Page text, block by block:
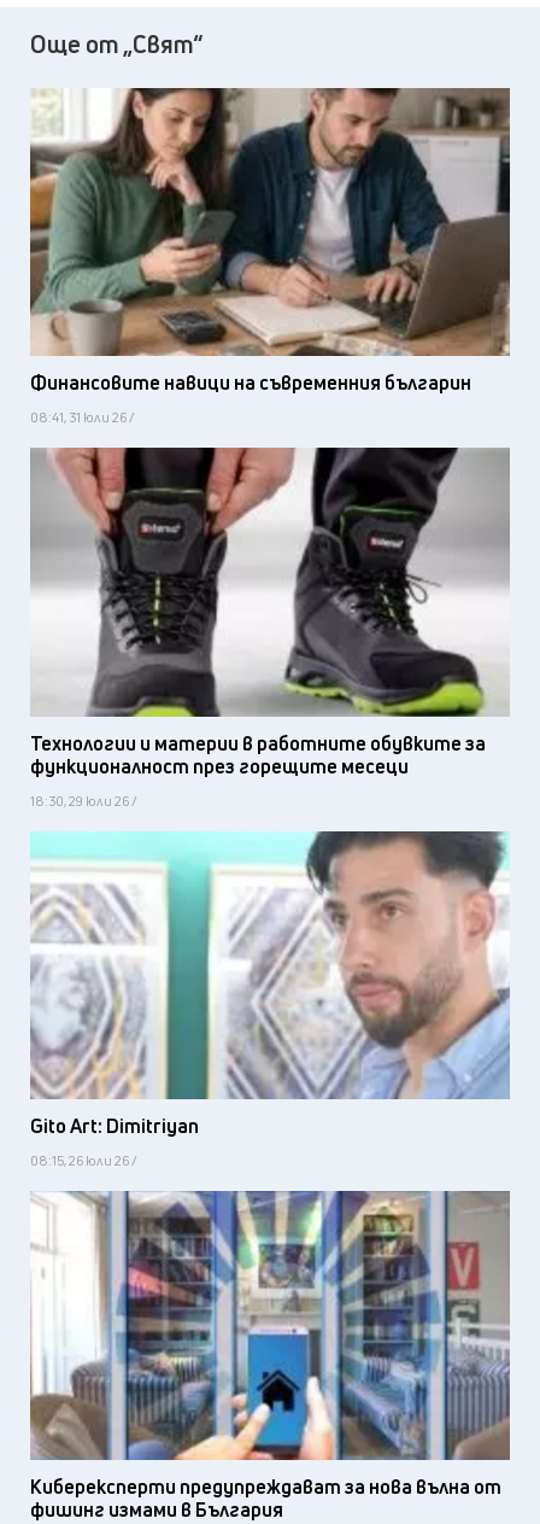
Още от „Свят“
Финансовите навици на съвременния българин
08:41, 31 юли 26 /
Технологии и материи в работните обувките за
функционалност през горещите месеци
18:30, 29 юли 26 /
Gito Art: Dimitriyan
08:15, 26 юли 26 /
Киберексперти предупреждават за нова вълна от
фишинг измами в България